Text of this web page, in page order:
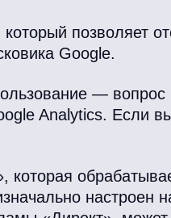
позволяет
Google.
—
Analytics. Если
которая
настроен